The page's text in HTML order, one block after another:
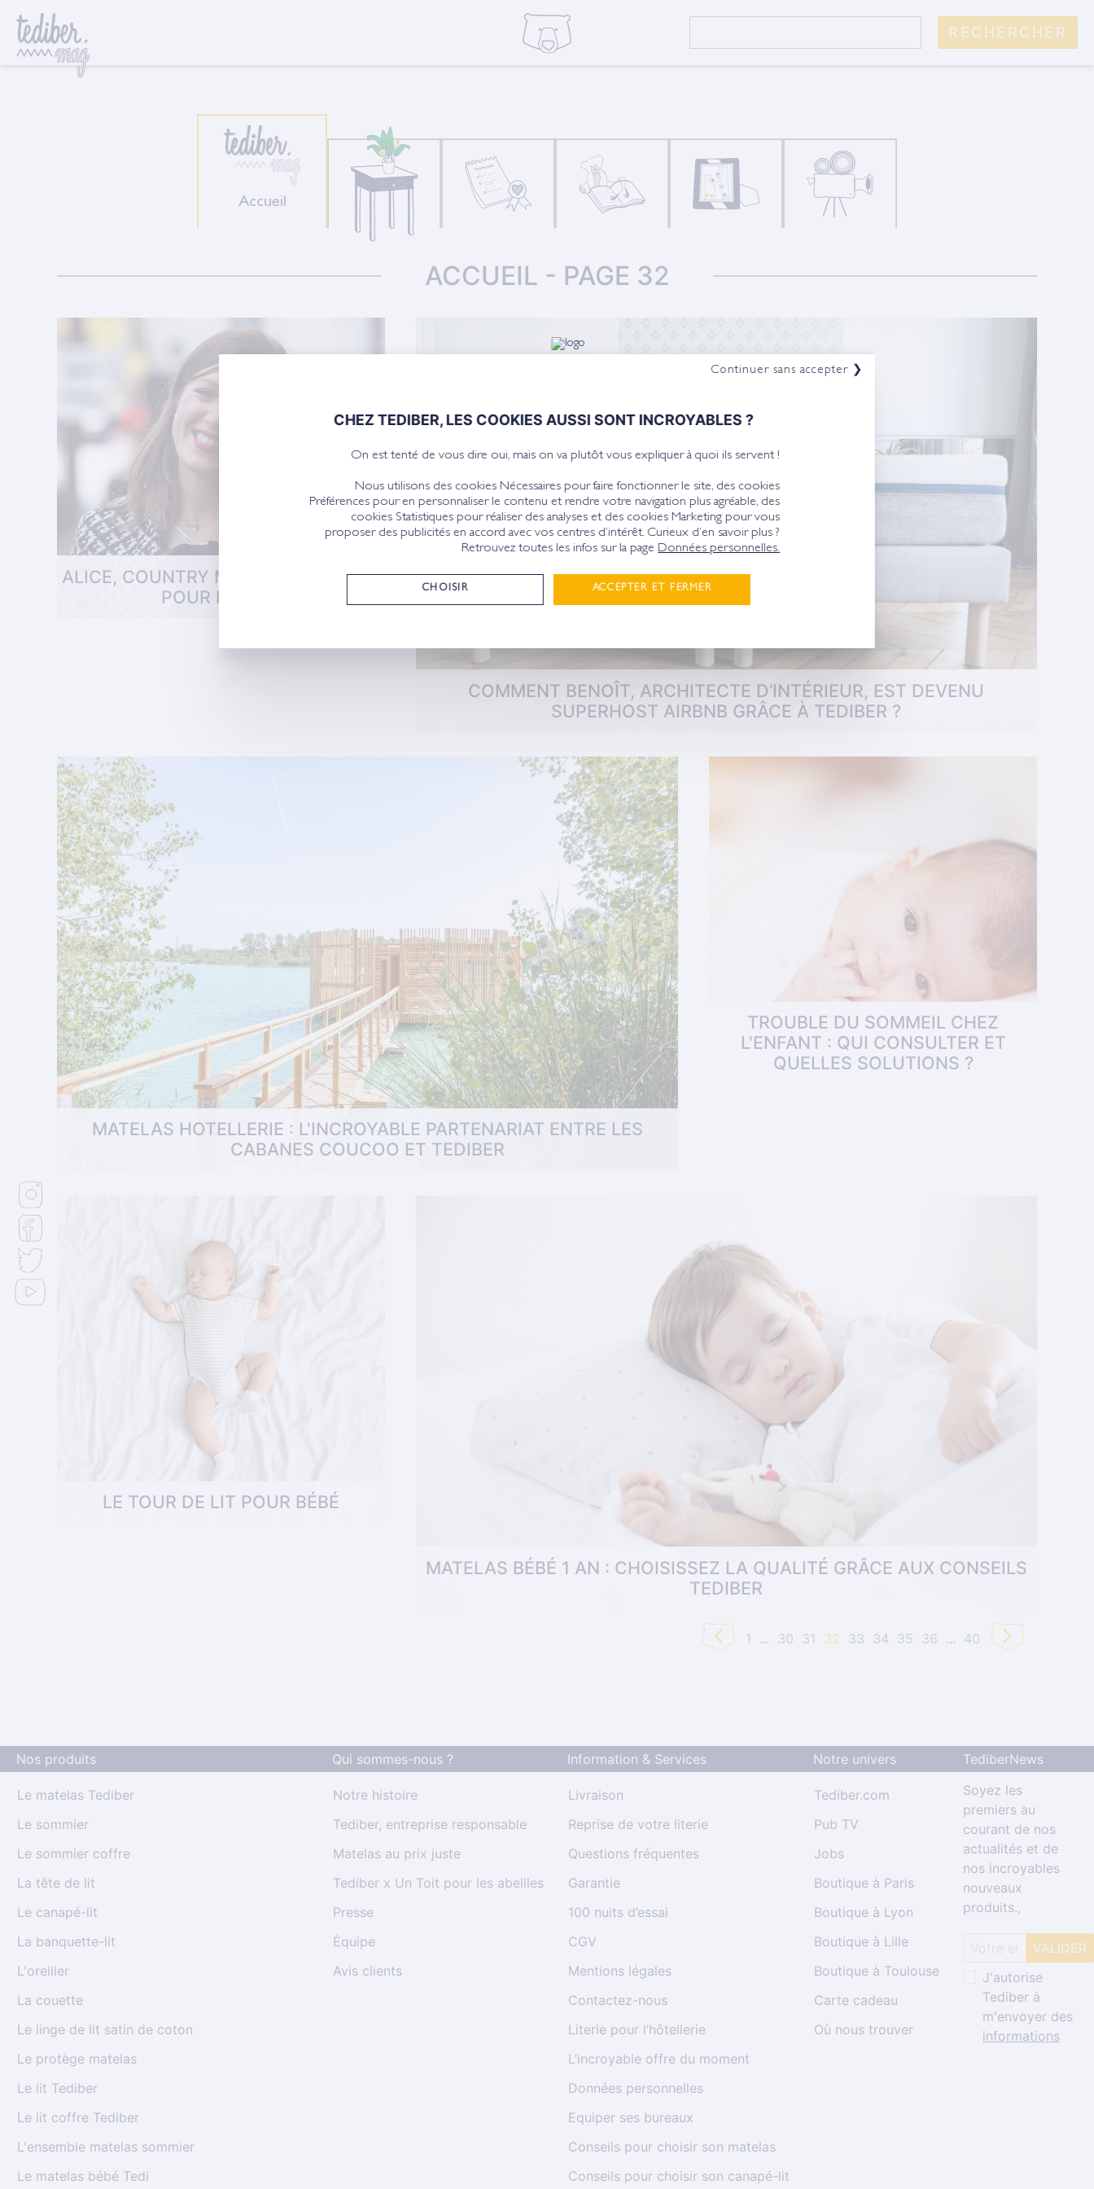
Continuer sans accepter ❯
CHEZ TEDIBER, LES COOKIES AUSSI SONT INCROYABLES ?
On est tenté de vous dire oui, mais on va plutôt vous expliquer à quoi ils servent !
Nous utilisons des cookies Nécessaires pour faire fonctionner le site, des cookies
Préférences pour en personnaliser le contenu et rendre votre navigation plus agréable, des
cookies Statistiques pour réaliser des analyses et des cookies Marketing pour vous
proposer des publicités en accord avec vos centres d’intérêt. Curieux d’en savoir plus ?
Retrouvez toutes les infos sur la pageDonnées personnelles.
CHOISIR ACCEPTER ET FERMER
RECHERCHER
Accueil
ACCUEIL - PAGE 32
ALICE, COUNTRY MANAGER TEDIBER
POUR L'ITALIE
COMMENT BENOÎT, ARCHITECTE D’INTÉRIEUR, EST DEVENU
SUPERHOST AIRBNB GRÂCE À TEDIBER ?
Nous avons interrogé pour vous Benoît, Superhost AirBnB qui a choisi Tediber pour la
literie de son splendide appartement haussmannien au bord du Canal St Martin.
MATELAS HOTELLERIE : L'INCROYABLE PARTENARIAT ENTRE LES
CABANES COUCOO ET TEDIBER
Vous ne le savez peut-être pas, mais le confort de Tediber n’est plus réservé uniquement
aux particuliers. Parce que nous pensons que vous avez le droit de mieux dormir chez
TROUBLE DU SOMMEIL CHEZ
L'ENFANT : QUI CONSULTER ET
QUELLES SOLUTIONS ?
d'endormissement, terreurs et réveils nocturne
LE TOUR DE LIT POUR BÉBÉ
MATELAS BÉBÉ 1 AN : CHOISISSEZ LA QUALITÉ GRÂCE AUX CONSEILS
TEDIBER
confort, accessoires, Tediber vous aide à choisir le meilleur matelas bébé 1 an pour que . .
1 ... 30 31 32 33 34 35 36 ... 40
Nos produits
Le matelas Tediber
Le sommier
Le sommier coffre
La tête de lit
Le canapé-lit
La banquette-lit
L'oreiller
La couette
Le linge de lit satin de coton
Le protège matelas
Le lit Tediber
Le lit coffre Tediber
L'ensemble matelas sommier
Le matelas bébé Tedi
Qui sommes-nous ?
Notre histoire
Tediber, entreprise responsable
Matelas au prix juste
Tediber x Un Toit pour les abeilles
Presse
Équipe
Avis clients
Information & Services
Livraison
Reprise de votre literie
Questions fréquentes
Garantie
100 nuits d’essai
CGV
Mentions légales
Contactez-nous
Literie pour l’hôtellerie
L’incroyable offre du moment
Données personnelles
Equiper ses bureaux
Conseils pour choisir son matelas
Conseils pour choisir son canapé-lit
Notre univers
Tediber.com
Pub TV
Jobs
Boutique à Paris
Boutique à Lyon
Boutique à Lille
Boutique à Toulouse
Carte cadeau
Où nous trouver
TediberNews
Soyez les
premiers au
courant de nos
actualités et de
nos incroyables
nouveaux
produits.,
J'autorise
Tediber à
m'envoyer des
informations